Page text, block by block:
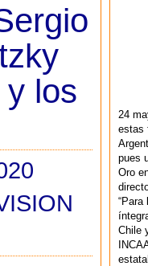
y los
24
estas
pues
Oro
“Para
Chile